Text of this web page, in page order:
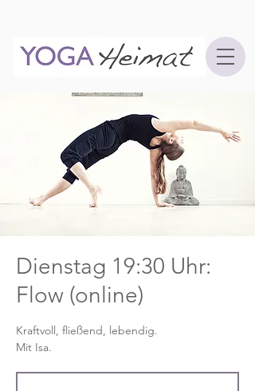
Dienstag 19:30 Uhr:
Flow (online)
Kraftvoll, fließend, lebendig.
Mit Isa.